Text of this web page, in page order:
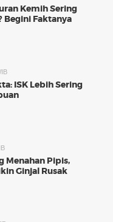
Kemih Sering
Begini Faktanya
ISK Lebih Sering
Menahan Pipis,
Ginjal Rusak